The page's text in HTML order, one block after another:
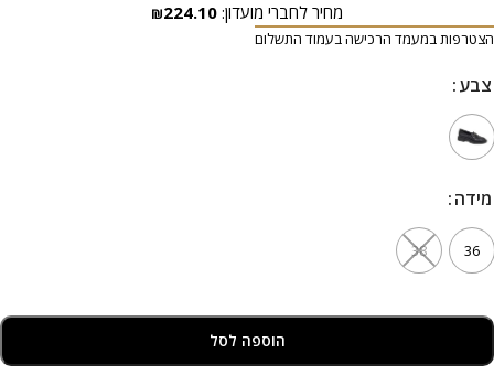
מחיר לחברי מועדון: ₪224.10
הצטרפות במעמד הרכישה בעמוד התשלום
צבע
צבע
מידה
מידה
36
38
הוספה לסל